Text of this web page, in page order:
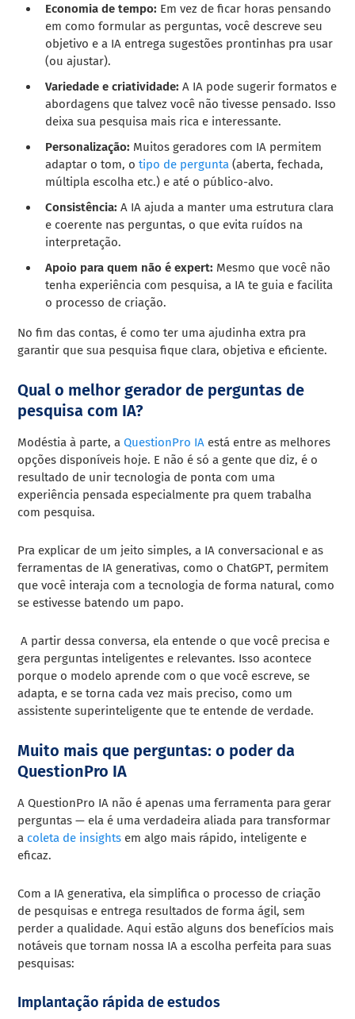
Economia de tempo: Em vez de ficar horas pensando
em como formular as perguntas, você descreve seu
objetivo e a IA entrega sugestões prontinhas pra usar
(ou ajustar).
Variedade e criatividade: A IA pode sugerir formatos e
abordagens que talvez você não tivesse pensado. Isso
deixa sua pesquisa mais rica e interessante.
Personalização: Muitos geradores com IA permitem
adaptar o tom, otipo de pergunta (aberta, fechada,
múltipla escolha etc.) e até o público-alvo.
Consistência: A IA ajuda a manter uma estrutura clara
e coerente nas perguntas, o que evita ruídos na
interpretação.
Apoio para quem não é expert: Mesmo que você não
tenha experiência com pesquisa, a IA te guia e facilita
o processo de criação.
No fim das contas, é como ter uma ajudinha extra pra
garantir que sua pesquisa fique clara, objetiva e eficiente.
Qual o melhor gerador de perguntas de
pesquisa com IA?
Modéstia à parte, aQuestionPro IA está entre as melhores
opções disponíveis hoje. E não é só a gente que diz, é o
resultado de unir tecnologia de ponta com uma
experiência pensada especialmente pra quem trabalha
com pesquisa.
Pra explicar de um jeito simples, a IA conversacional e as
ferramentas de IA generativas, como o ChatGPT, permitem
que você interaja com a tecnologia de forma natural, como
se estivesse batendo um papo.
A partir dessa conversa, ela entende o que você precisa e
gera perguntas inteligentes e relevantes. Isso acontece
porque o modelo aprende com o que você escreve, se
adapta, e se torna cada vez mais preciso, como um
assistente superinteligente que te entende de verdade.
Muito mais que perguntas: o poder da
QuestionPro IA
A QuestionPro IA não é apenas uma ferramenta para gerar
perguntas — ela é uma verdadeira aliada para transformar
a coleta de insights em algo mais rápido, inteligente e
eficaz.
Com a IA generativa, ela simplifica o processo de criação
de pesquisas e entrega resultados de forma ágil, sem
perder a qualidade. Aqui estão alguns dos benefícios mais
notáveis que tornam nossa IA a escolha perfeita para suas
pesquisas:
Implantação rápida de estudos